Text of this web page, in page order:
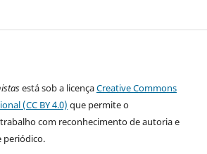
está sob a licençaCreative Commons
(CC BY 4.0) que permite o
com reconhecimento de autoria e
periódico.